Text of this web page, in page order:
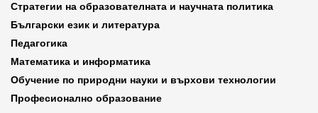
Стратегии на образователната и научната политика
Български език и литература
Педагогика
Математика и информатика
Обучение по природни науки и върхови технологии
Професионално образование